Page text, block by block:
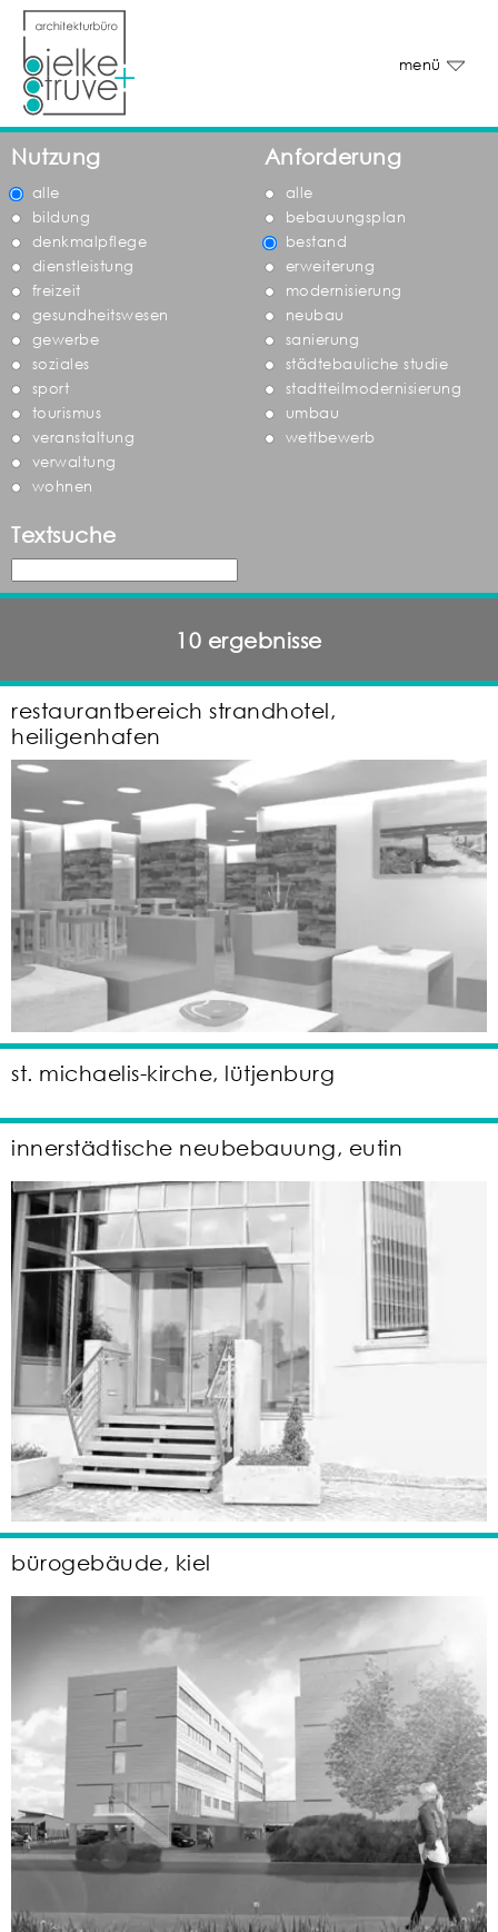
menü
Nutzung
alle
bildung
denkmalpflege
dienstleistung
freizeit
gesundheitswesen
gewerbe
soziales
sport
tourismus
veranstaltung
verwaltung
wohnen
Anforderung
alle
bebauungsplan
bestand
erweiterung
modernisierung
neubau
sanierung
städtebauliche studie
stadtteilmodernisierung
umbau
wettbewerb
Textsuche
10 ergebnisse
restaurantbereich strandhotel,
heiligenhafen
st. michaelis-kirche, lütjenburg
innerstädtische neubebauung, eutin
bürogebäude, kiel